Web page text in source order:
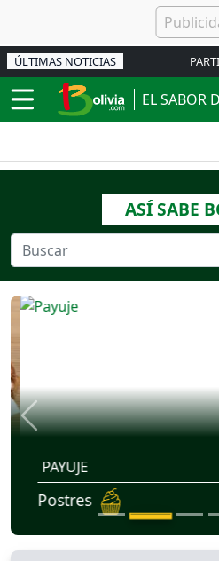
ÚLTIMAS NOTICIAS
EL SABOR
ASÍ SABE
PAYUJE
Postres
Previous